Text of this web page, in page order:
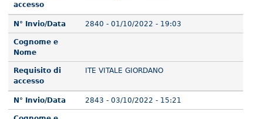
accesso
N° Invio/Data 2840 - 01/10/2022 - 19:03
Cognome e
Nome
Requisito di
accesso
ITE VITALE GIORDANO
N° Invio/Data 2843 - 03/10/2022 - 15:21